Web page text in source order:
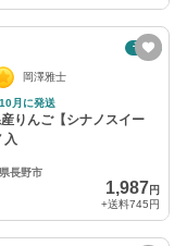
予約
岡澤雅士
月に発送
りんご【シナノスイー
入
長野市
1,987円
+送料745円